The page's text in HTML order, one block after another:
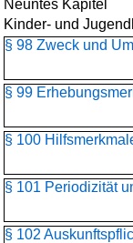
Neuntes Kapitel
Kinder- und
§ 98 Zweck und
§ 99
§ 100
§ 101 Periodizität
§ 102